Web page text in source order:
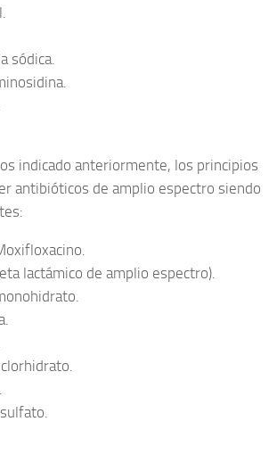
sódica.
indicado anteriormente, los principios
antibióticos de amplio espectro siendo
lactámico de amplio espectro).